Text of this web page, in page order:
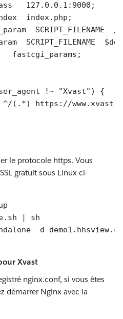
127.0.0.1:9000;
index.php;
SCRIPT_FILENAME
!~ "Xvast") {
(.*) https://
le protocole https. Vous
gratuit sous Linux ci-
| sh
-d
Xvast
nginx.conf, si vous êtes
démarrer Nginx avec la